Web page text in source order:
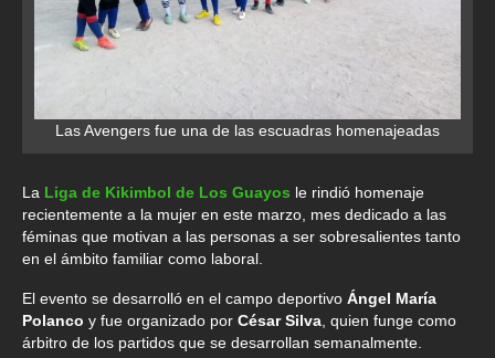
Las Avengers fue una de las escuadras homenajeadas
La Liga de Kikimbol de Los Guayos le rindió homenaje
recientemente a la mujer en este marzo, mes dedicado a las
féminas que motivan a las personas a ser sobresalientes tanto
en el ámbito familiar como laboral.
El evento se desarrolló en el campo deportivo Ángel María
Polanco y fue organizado por César Silva , quien funge como
árbitro de los partidos que se desarrollan semanalmente.